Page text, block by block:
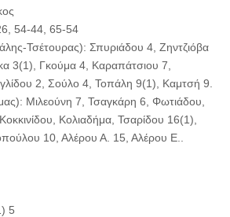
54-44, 65-54
Τσέτουρας): Σπυριάδου 4, Ζηντζιόβα
3(1), Γκούμα 4, Καραπάτσιου 7,
2, Σούλο 4, Τοπάλη 9(1), Καμτσή 9.
Μιλεούνη 7, Τσαγκάρη 6, Φωτιάδου,
Κολιαδήμα, Τσαρίδου 16(1),
10, Αλέρου Α. 15, Αλέρου Ε..
5